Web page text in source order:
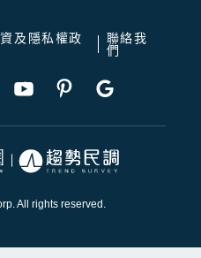
及隱私權政
聯絡我
們
All rights reserved.